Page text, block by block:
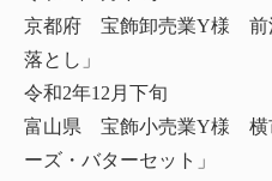
京都府 宝飾卸売業Y様 前
落とし」
令和2年12月下旬
富山県 宝飾小売業Y様 横
ーズ・バターセット」